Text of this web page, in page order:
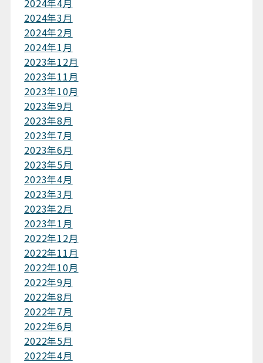
2024年4月
2024年3月
2024年2月
2024年1月
2023年12月
2023年11月
2023年10月
2023年9月
2023年8月
2023年7月
2023年6月
2023年5月
2023年4月
2023年3月
2023年2月
2023年1月
2022年12月
2022年11月
2022年10月
2022年9月
2022年8月
2022年7月
2022年6月
2022年5月
2022年4月